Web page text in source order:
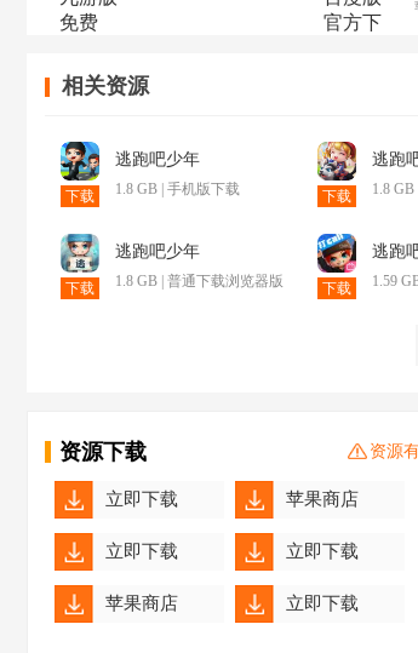
相关资源
下载
逃跑吧少年
1.8 GB | 手机版下载 下载
逃跑
1.8
下载
逃跑吧少年
1.8 GB | 普通下载浏览器版 下载
逃跑
1.59
资源下载 资源
立即下载 苹果商店
立即下载 立即下载
苹果商店 立即下载